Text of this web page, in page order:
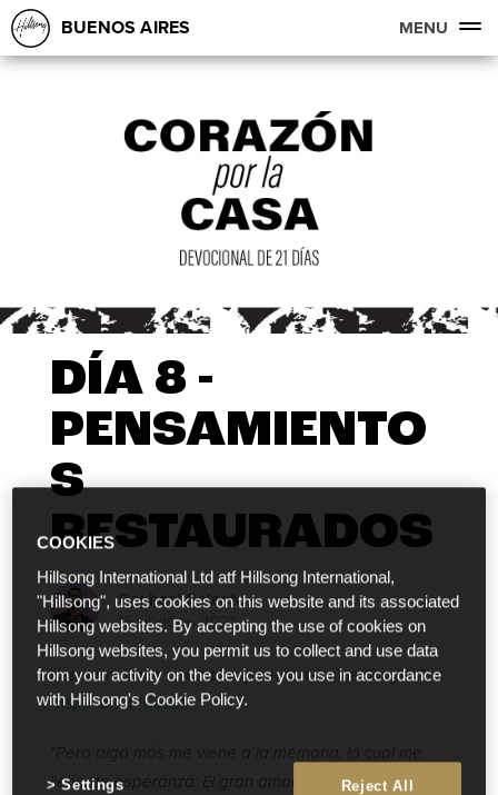
BUENOS AIRES MENU
DÍA 8 -
PENSAMIENTO
S
RESTAURADOS
Raphael Galante
15 ноябрь 2021
Извините, этот текст доступен только на “English”,
“Español” и “Català”.
“Pero algo más me viene a la memoria, lo cual me
llena de esperanza: El gran amor del SEÑOR nunca
COOKIES
Hillsong International Ltd atf Hillsong International,
"Hillsong", uses cookies on this website and its associated
Hillsong websites. By accepting the use of cookies on
Hillsong websites, you permit us to collect and use data
from your activity on the devices you use in accordance
with Hillsong's Cookie Policy.
Reject All
Settings